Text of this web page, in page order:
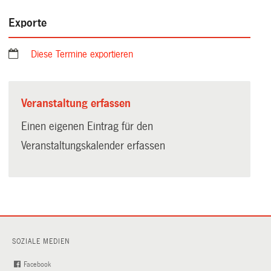
Exporte
Diese Termine exportieren
Veranstaltung erfassen
Einen eigenen Eintrag für den
Veranstaltungskalender erfassen
SOZIALE MEDIEN
Facebook